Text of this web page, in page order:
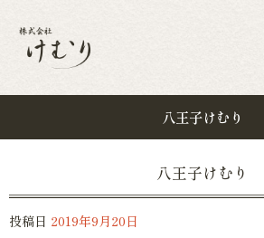
八王子けむり
八王子けむり
投稿日 2019年9月20日